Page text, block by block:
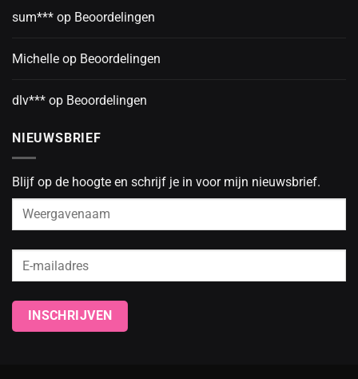
sum*** op Beoordelingen
Michelle op Beoordelingen
dlv*** op Beoordelingen
NIEUWSBRIEF
Blijf op de hoogte en schrijf je in voor mijn nieuwsbrief.